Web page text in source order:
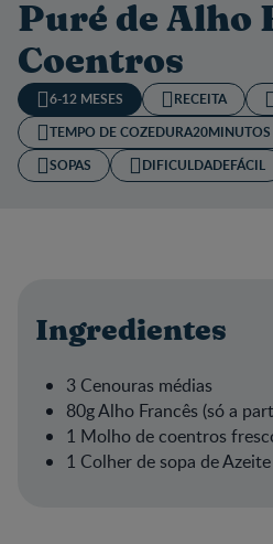
Puré de Alho
Coentros
6-12 MESES RECEITA
TEMPO DE COZEDURA​20MINUTOS
SOPAS
DIFICULDADEFÁCIL
Ingredientes
3 Cenouras médias
80g Alho Francês (só a
1 Molho de coentros
1 Colher de sopa de Azeite